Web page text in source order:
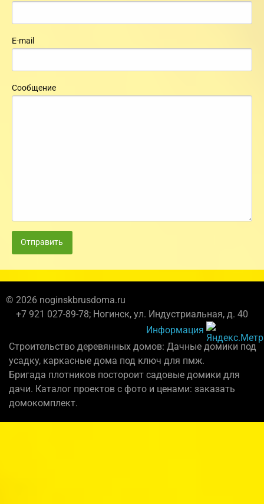
E-mail
Сообщение
Отправить
© 2026 noginskbrusdoma.ru
+7 921 027-89-78; Ногинск, ул. Индустриальная, д. 40
Информация
Строительство деревянных домов: Дачные домики под
усадку, каркасные дома под ключ для пмж.
Бригада плотников постороит садовые домики для
дачи. Каталог проектов с фото и ценами: заказать
домокомплект.